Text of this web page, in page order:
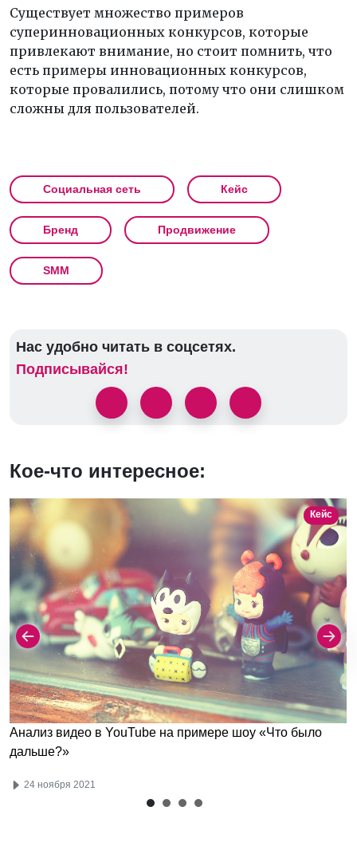
Существует множество примеров
суперинновационных конкурсов, которые
привлекают внимание, но стоит помнить, что
есть примеры инновационных конкурсов,
которые провалились, потому что они слишком
сложны для пользователей.
Социальная сеть Кейс
Бренд Продвижение
SMM
Нас удобно читать в соцсетях.
Подписывайся!
Кое-что интересное:
Кейс
Анализ видео в YouTube на примере шоу «Что было
дальше?»
24 ноября 2021